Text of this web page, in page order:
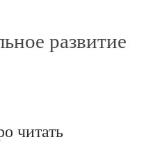
развитие
читать